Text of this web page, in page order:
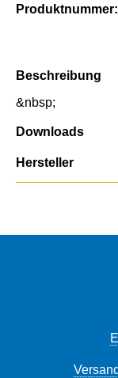
Produktnummer:
Beschreibung
&nbsp;
Downloads
Hersteller